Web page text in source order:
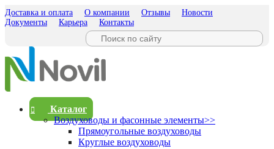
Доставка и оплата О компании Отзывы
Новости
Документы
Карьера Контакты
Каталог
Воздуховоды и фасонные элементы>>
Прямоугольные воздуховоды
Круглые воздуховоды